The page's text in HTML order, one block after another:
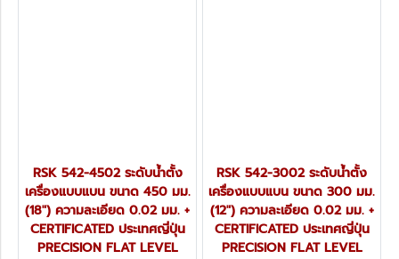
RSK 542-4502 ระดับน้ำตั้ง
เครื่องแบบแบน ขนาด 450 มม.
(18") ความละเอียด 0.02 มม. +
CERTIFICATED ประเทศญี่ปุ่น
PRECISION FLAT LEVEL
RSK 542-3002 ระดับน้ำตั้ง
เครื่องแบบแบน ขนาด 300 มม.
(12") ความละเอียด 0.02 มม. +
CERTIFICATED ประเทศญี่ปุ่น
PRECISION FLAT LEVEL